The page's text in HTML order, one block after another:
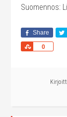
Suomennos:
Share
0
Share